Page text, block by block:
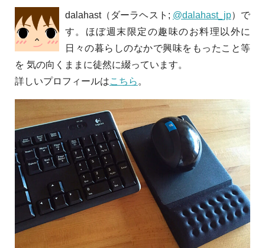
dalahast（ダーラヘスト; @dalahast_jp）で
す。ほぼ週末限定の趣味のお料理以外に
日々の暮らしのなかで興味をもったこと等
を 気の向くままに徒然に綴っています。
詳しいプロフィールはこちら 。